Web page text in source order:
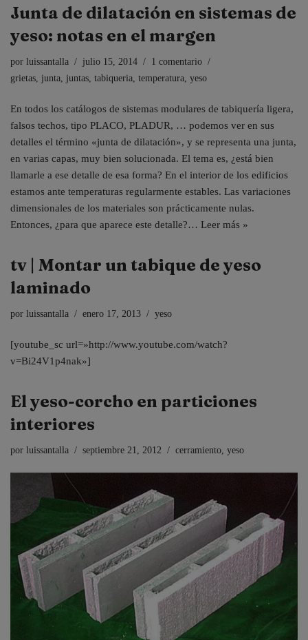
Junta de dilatación en sistemas de
yeso: notas en el margen
por luissantalla julio 15, 2014
1 comentario
grietas junta juntas tabiqueria temperatura yeso
En todos los catálogos de sistemas modulares de tabiquería ligera,
falsos techos, tipo PLACO, PLADUR, … podemos ver en sus
detalles el término «junta de dilatación», y se representa una junta,
en varias capas, muy bien solucionada. El tema es, ¿está bien
llamarle a ese detalle de esa forma? En el interior de los edificios
estamos ante temperaturas regularmente estables. Las variaciones
dimensionales de los materiales son prácticamente nulas.
Entonces, ¿para que aparece este detalle?… Leer más »
tv | Montar un tabique de yeso
laminado
por luissantalla enero 17, 2013 yeso
[youtube_sc url=»http://www.youtube.com/watch?
v=Bi24V1p4nak»]
El yeso-corcho en particiones
interiores
por luissantalla septiembre 21, 2012 cerramiento yeso